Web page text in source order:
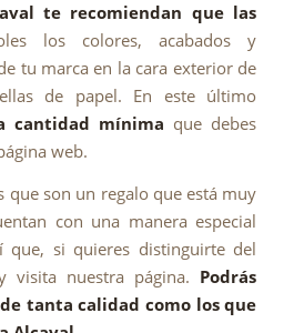
te recomiendan que las
los colores, acabados y
tu marca en la cara exterior de
de papel. En este último
cantidad mínima que debes
web.
que son un regalo que está muy
con una manera especial
que, si quieres distinguirte del
visita nuestra página. Podrás
tanta calidad como los que